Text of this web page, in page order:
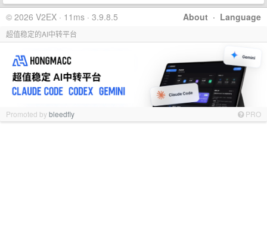
About · Language
© 2026 V2EX · 11ms · 3.9.8.5
超值稳定的AI中转平台
Promoted bybleedfly PRO